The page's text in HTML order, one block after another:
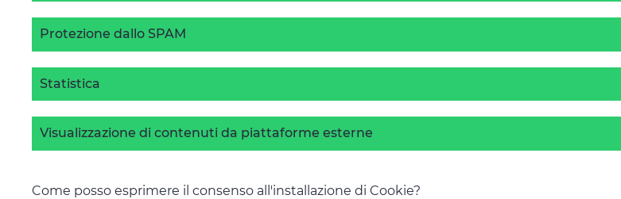
Protezione dallo SPAM
Statistica
Visualizzazione di contenuti da piattaforme esterne
Come posso esprimere il consenso all'installazione di Cookie?